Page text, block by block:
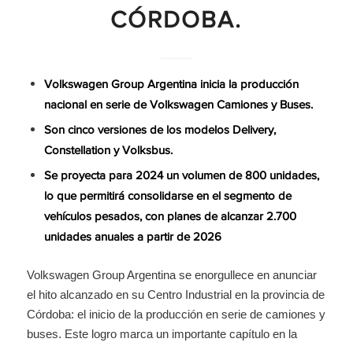
CÓRDOBA.
Volkswagen Group Argentina inicia la producción
nacional en serie de Volkswagen Camiones y Buses.
Son cinco versiones de los modelos Delivery,
Constellation y Volksbus.
Se proyecta para 2024 un volumen de 800 unidades,
lo que permitirá consolidarse en el segmento de
vehículos pesados, con planes de alcanzar 2.700
unidades anuales a partir de 2026
Volkswagen Group Argentina se enorgullece en anunciar
el hito alcanzado en su Centro Industrial en la provincia de
Córdoba: el inicio de la producción en serie de camiones y
buses. Este logro marca un importante capítulo en la